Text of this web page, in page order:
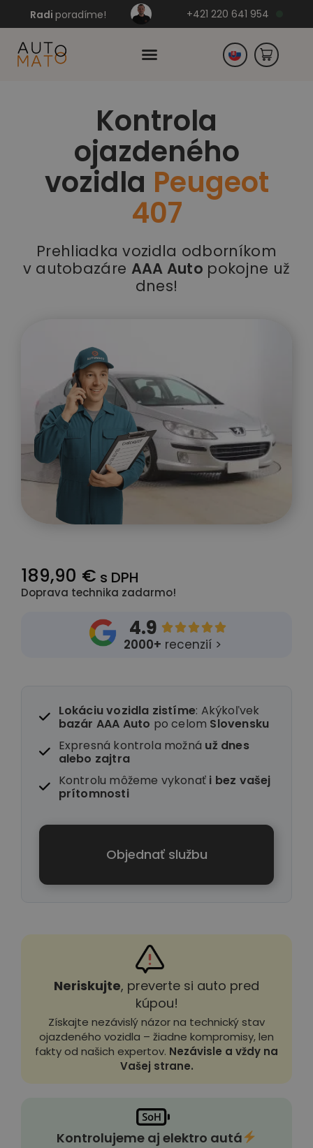
Radi poradíme! +421 220 641 954
Kontrola
ojazdeného
vozidla Peugeot
407
Prehliadka vozidla odborníkom
v autobazáre AAA Auto pokojne už
dnes!
189,90 € s DPH
Doprava technika zadarmo!
4.9 
2000+ recenzií >
Lokáciu vozidla zistíme: Akýkoľvek
bazár AAA Auto po celom Slovensku
Expresná kontrola možná už dnes
alebo zajtra
Kontrolu môžeme vykonať i bez vašej
prítomnosti
Objednať službu
Neriskujte, preverte si auto pred
kúpou!
Získajte nezávislý názor na technický stav
ojazdeného vozidla – žiadne kompromisy, len
fakty od našich expertov. Nezávisle a vždy na
Vašej strane.
Kontrolujeme aj elektro autá